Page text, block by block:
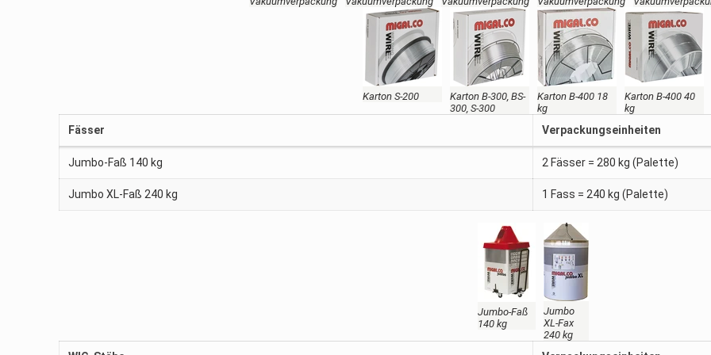
Karton S-200
Karton B-300, BS-
300, S-300
Karton B-400 18
kg
Karton B-400 40
kg
Fässer Verpackungseinheiten
Jumbo-Faß 140 kg 2 Fässer = 280 kg (Palette)
Jumbo XL-Faß 240 kg 1 Fass = 240 kg (Palette)
Jumbo-Faß
140 kg
Jumbo
XL-Fax
240 kg